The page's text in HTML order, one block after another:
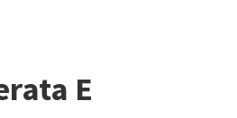
E